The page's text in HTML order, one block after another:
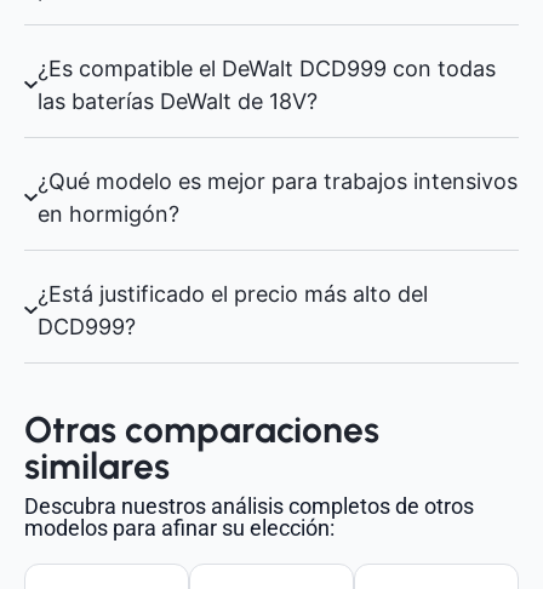
¿Es compatible el DeWalt DCD999 con todas
las baterías DeWalt de 18V?
¿Qué modelo es mejor para trabajos intensivos
en hormigón?
¿Está justificado el precio más alto del
DCD999?
Otras comparaciones
similares
Descubra nuestros análisis completos de otros
modelos para afinar su elección: